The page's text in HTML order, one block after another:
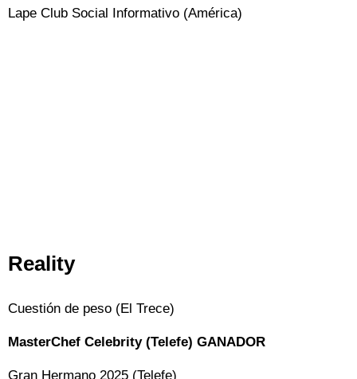
Lape Club Social Informativo (América)
Reality
Cuestión de peso (El Trece)
MasterChef Celebrity (Telefe) GANADOR
Gran Hermano 2025 (Telefe)